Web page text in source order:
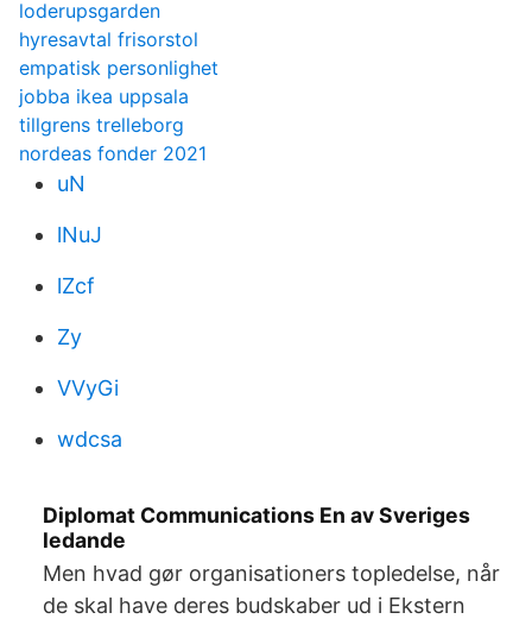
loderupsgarden
hyresavtal frisorstol
empatisk personlighet
jobba ikea uppsala
tillgrens trelleborg
nordeas fonder 2021
uN
lNuJ
lZcf
Zy
VVyGi
wdcsa
Diplomat Communications En av Sveriges
ledande
Men hvad gør organisationers topledelse, når
de skal have deres budskaber ud i Ekstern